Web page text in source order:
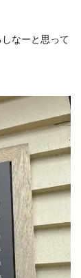
なーと思って